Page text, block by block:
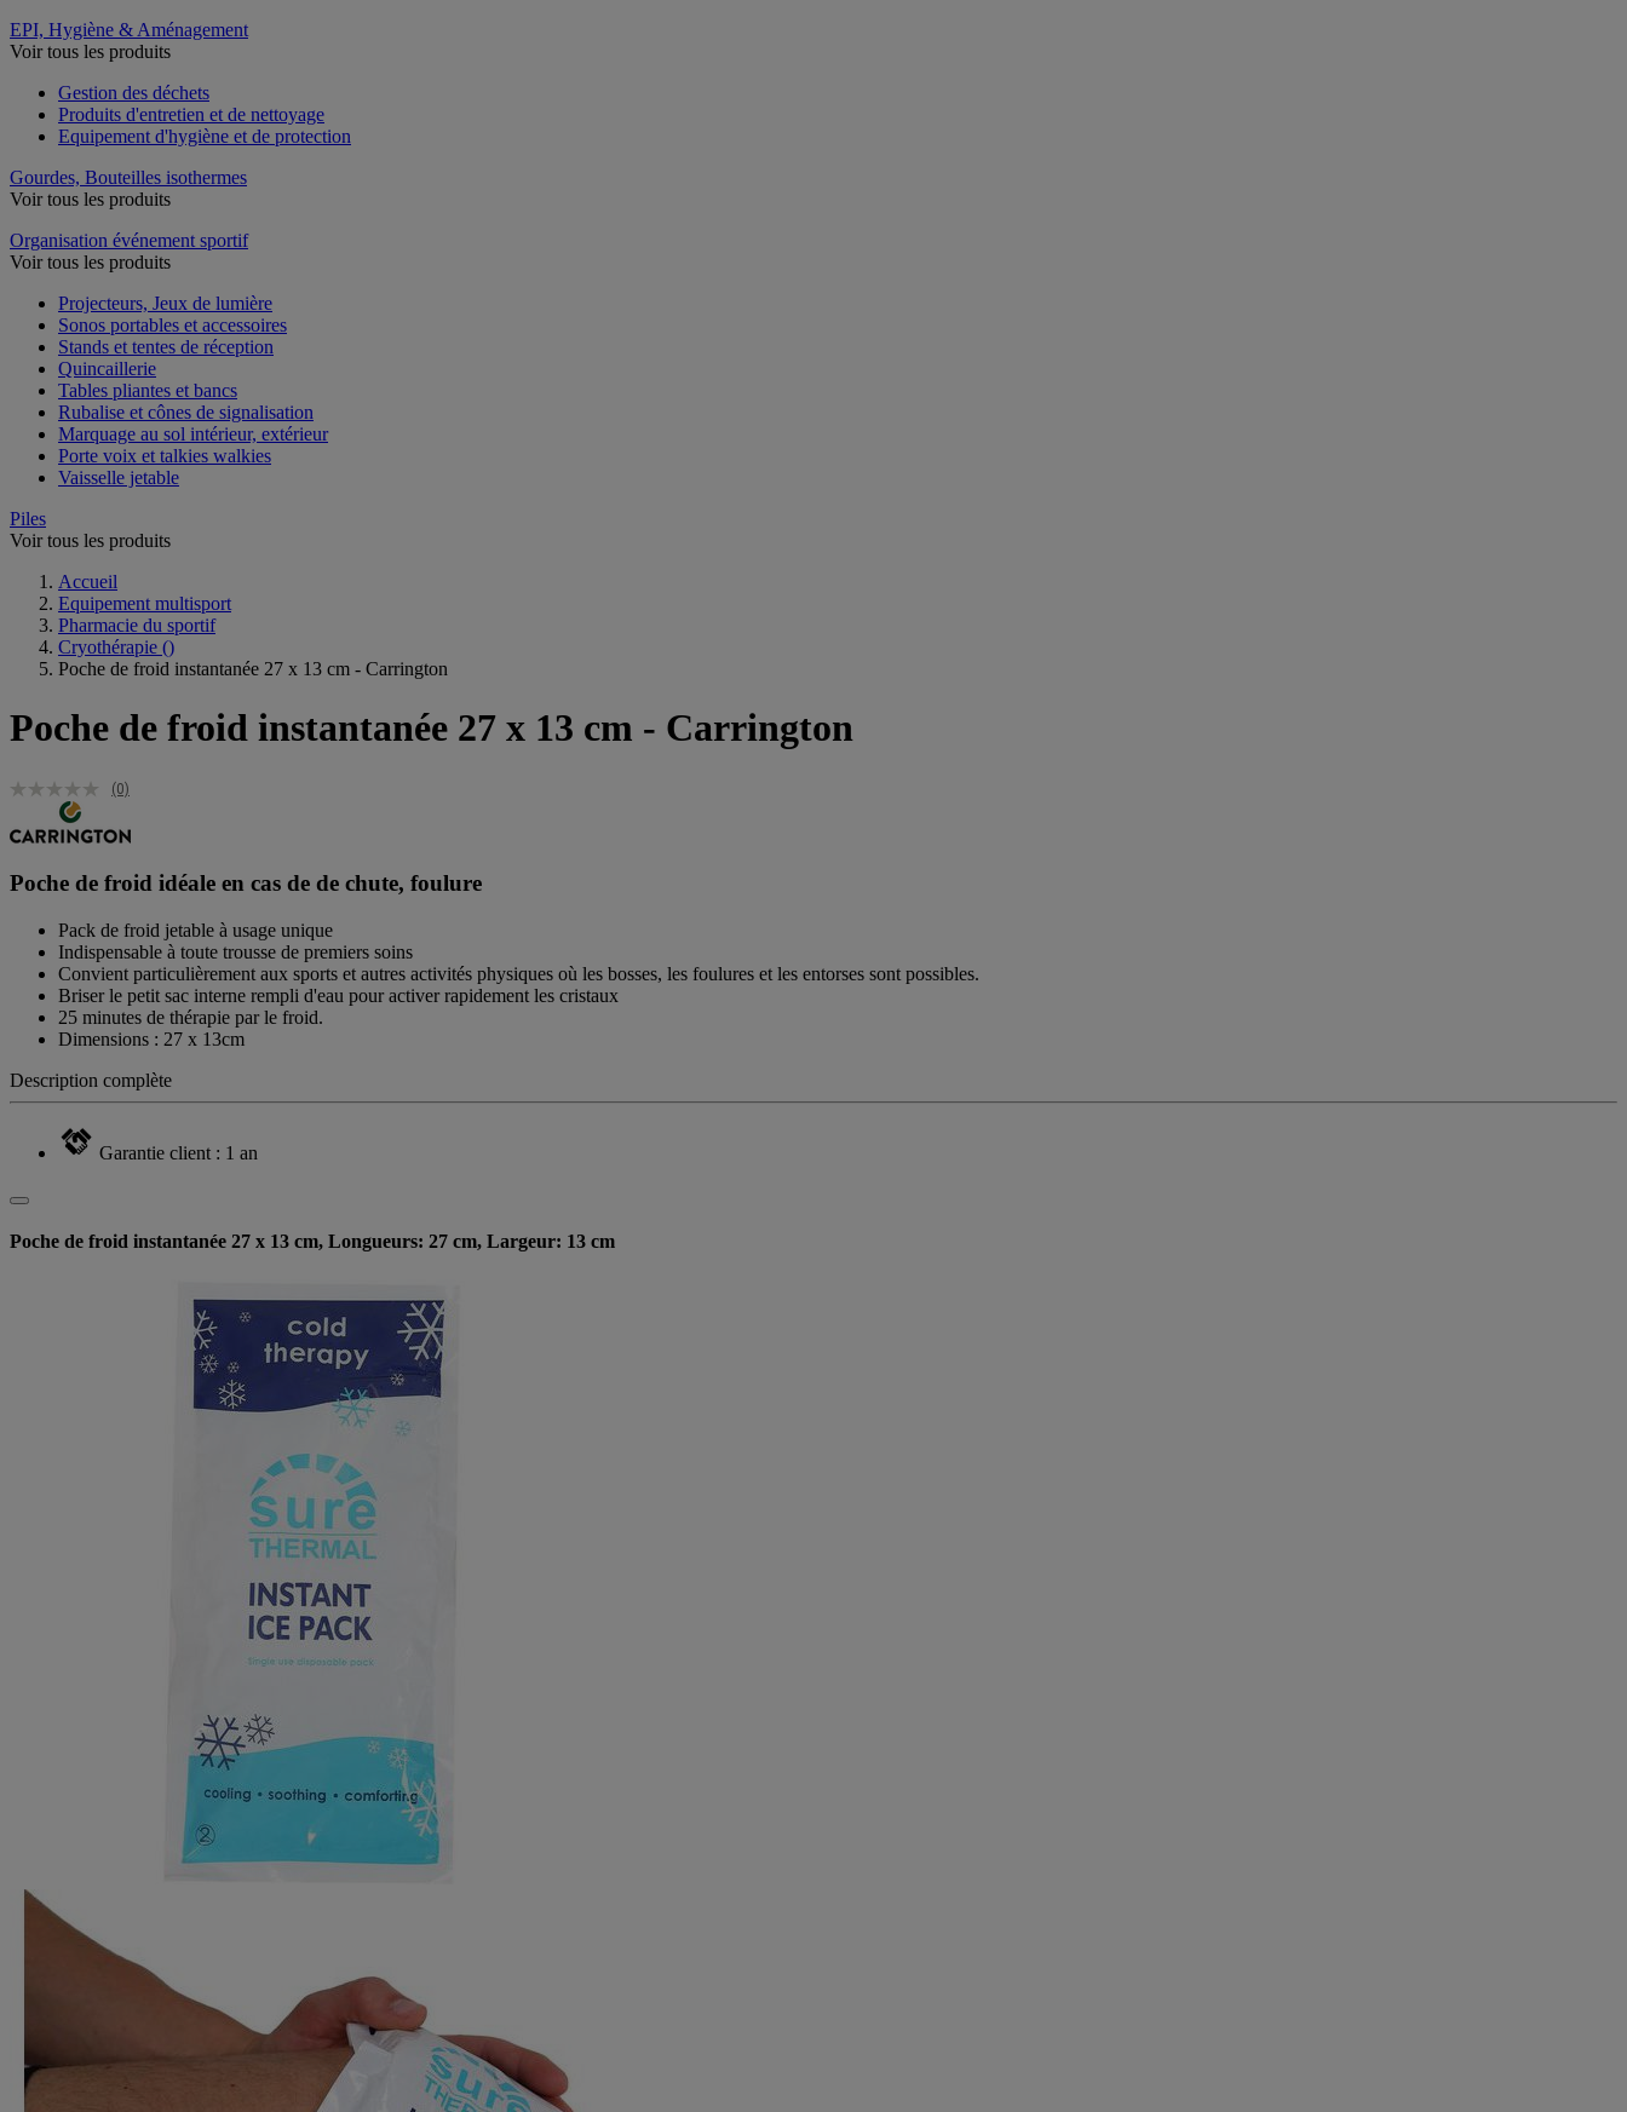
EPI, Hygiène & Aménagement
Voir tous les produits
Gestion des déchets
Produits d'entretien et de nettoyage
Equipement d'hygiène et de protection
Gourdes, Bouteilles isothermes
Voir tous les produits
Organisation événement sportif
Voir tous les produits
Projecteurs, Jeux de lumière
Sonos portables et accessoires
Stands et tentes de réception
Quincaillerie
Tables pliantes et bancs
Rubalise et cônes de signalisation
Marquage au sol intérieur, extérieur
Porte voix et talkies walkies
Vaisselle jetable
Piles
Voir tous les produits
Accueil
Equipement multisport
Pharmacie du sportif
Cryothérapie ()
Poche de froid instantanée 27 x 13 cm - Carrington
Poche de froid instantanée 27 x 13 cm - Carrington
(0)
Poche de froid idéale en cas de de chute, foulure
Pack de froid jetable à usage unique
Indispensable à toute trousse de premiers soins
Convient particulièrement aux sports et autres activités physiques où les bosses, les foulures et les entorses sont possibles.
Briser le petit sac interne rempli d'eau pour activer rapidement les cristaux
25 minutes de thérapie par le froid.
Dimensions : 27 x 13cm
Description complète
Garantie client : 1 an
Poche de froid instantanée 27 x 13 cm, Longueurs: 27 cm, Largeur: 13 cm